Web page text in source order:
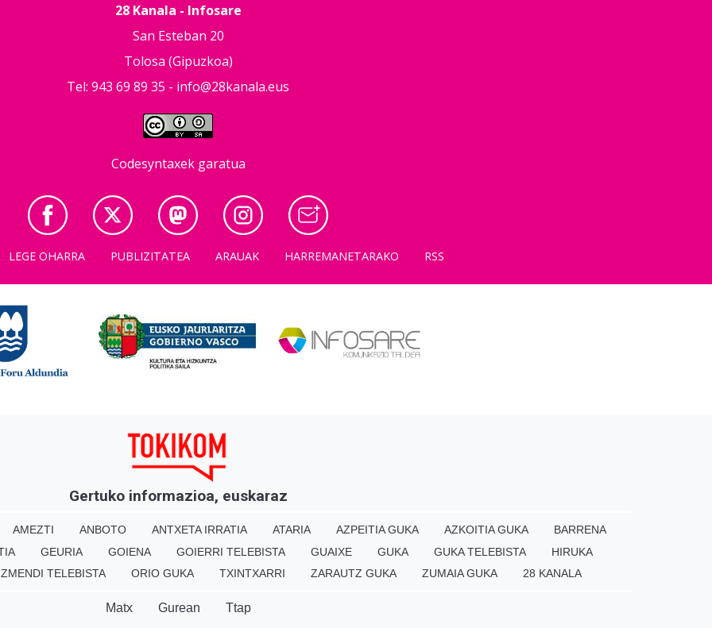
28 Kanala - Infosare
San Esteban 20
Tolosa (Gipuzkoa)
Tel: 943 69 89 35 - info@28kanala.eus
Codesyntaxek garatua
LEGE OHARRA PUBLIZITATEA ARAUAK HARREMANETARAKO RSS
Gertuko informazioa, euskaraz
AMEZTI ANBOTO ANTXETA IRRATIA ATARIA AZPEITIA GUKA AZKOITIA GUKA
BARRENA
GEURIA GOIENA GOIERRI TELEBISTA GUAIXE GUKA GUKA TELEBISTA
HIRUKA
TELEBISTA ORIO GUKA TXINTXARRI ZARAUTZ GUKA ZUMAIA GUKA 28 KANALA
Matx Gurean Ttap